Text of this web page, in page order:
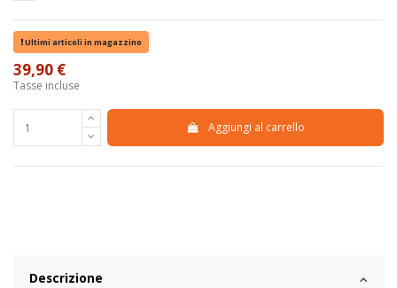
Ultimi articoli in magazzino
39,90 €
Tasse incluse
Aggiungi al carrello
Descrizione